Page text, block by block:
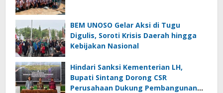
BEM UNOSO Gelar Aksi di Tugu
Digulis, Soroti Krisis Daerah hingga
Kebijakan Nasional
Hindari Sanksi Kementerian LH,
Bupati Sintang Dorong CSR
Perusahaan Dukung Pembangunan